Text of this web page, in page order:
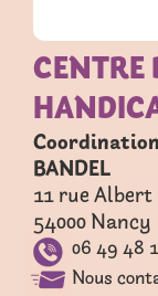
CENTRE
BANDEL
11 rue
54000Nancy
06 49 48
Nous